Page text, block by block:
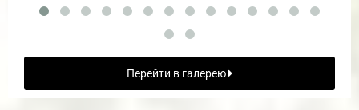
Перейти в галерею